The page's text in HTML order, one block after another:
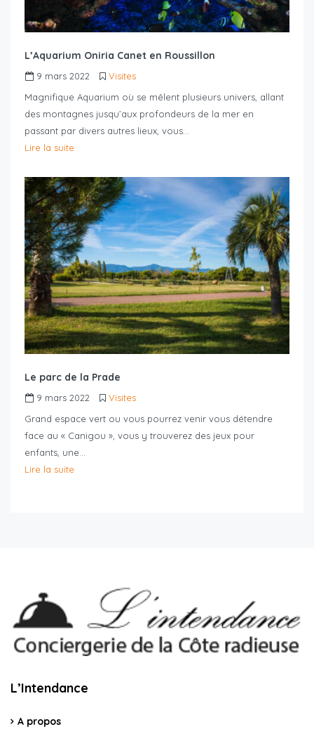
L’Aquarium Oniria Canet en Roussillon
9 mars 2022
Visites
Magnifique Aquarium où se mêlent plusieurs univers, allant
des montagnes jusqu’aux profondeurs de la mer en
passant par divers autres lieux, vous…
Lire la suite
Le parc de la Prade
9 mars 2022
Visites
Grand espace vert ou vous pourrez venir vous détendre
face au « Canigou », vous y trouverez des jeux pour
enfants, une…
Lire la suite
L’Intendance
A propos